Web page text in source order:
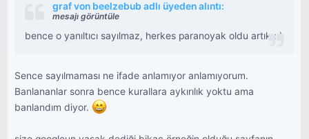
graf von beelzebub adlı üyeden alıntı:
mesajı görüntüle
bence o yanıltıcı sayılmaz, herkes paranoyak oldu artık : )
Sence sayılmaması ne ifade anlamıyor anlamıyorum.
Banlananlar sonra bence kurallara aykırılık yoktu ama
banlandım diyor.